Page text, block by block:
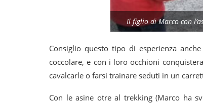
Il figlio di Marco con
Consiglio questo tipo di esperienza
coccolare, e con i loro occhioni
cavalcarle o farsi trainare seduti in un
Con le asine otre al trekking (Marco ha